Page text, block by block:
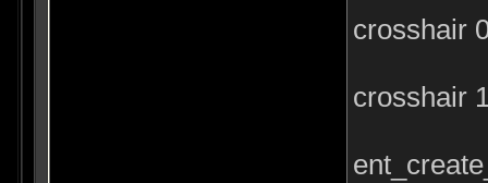
crosshair
crosshair